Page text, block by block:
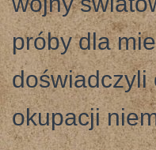
próby dla
doświadczyli
okupacji